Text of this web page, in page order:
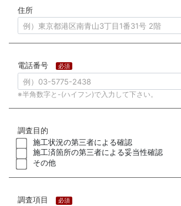
住所
電話番号 必須
※半角数字と-(ハイフン)で入力して下さい。
調査目的
施工状況の第三者による確認
施工済箇所の第三者による妥当性確認
その他
調査項目 必須